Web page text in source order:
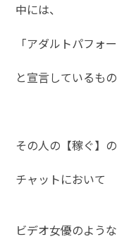
中には、
「アダルトパフォ
と宣言しているも
その人の【稼ぐ】
チャットにおいて
ビデオ女優のよう